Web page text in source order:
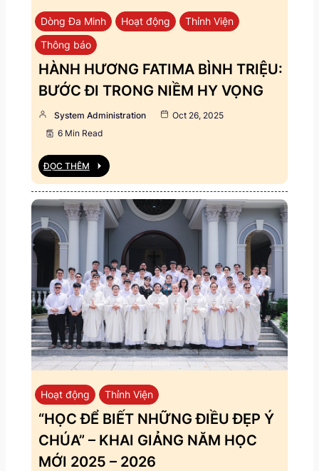
Dòng Đa Minh Hoạt động
Thỉnh Viện
Thông báo
HÀNH HƯƠNG FATIMA BÌNH TRIỆU:
BƯỚC ĐI TRONG NIỀM HY VỌNG
System Administration
Oct 26, 2025
6 Min Read
ĐỌC THÊM
Hoạt động Thỉnh Viện
“HỌC ĐỂ BIẾT NHỮNG ĐIỀU ĐẸP Ý
CHÚA” – KHAI GIẢNG NĂM HỌC
MỚI 2025 – 2026